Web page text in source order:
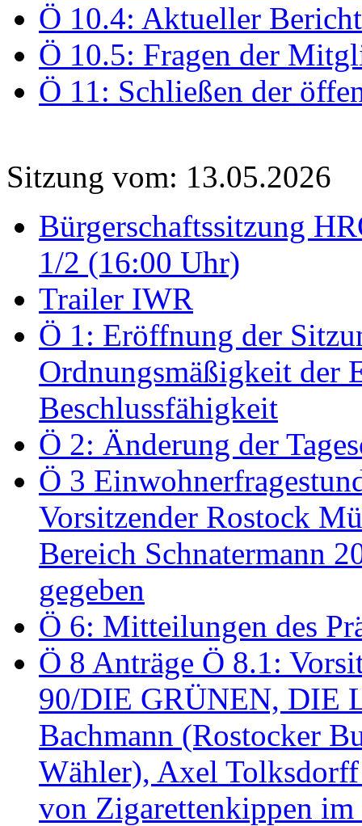
Ö 10.4: Aktueller
Ö 10.5: Fragen der
Ö 11: Schließen der
Sitzung vom: 13.05.2026
Bürgerschaftssitzung
1/2 (16:00 Uhr)
Trailer IWR
Ö 1: Eröffnung der
Ordnungsmäßigkeit der
Beschlussfähigkeit
Ö 2: Änderung der
Ö 3
Vorsitzender Rostock
Bereich Schnatermann
gegeben
Ö 6: Mitteilungen des
Ö 8 Anträge Ö 8.1:
90/DIE GRÜNEN, DIE
Bachmann (Rostocker
Wähler), Axel
von Zigarettenkippen